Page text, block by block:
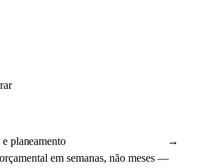
planeamento
→
em semanas, não meses —